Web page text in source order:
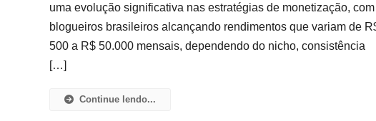
Em
2026:
Guia
uma evolução significativa nas estratégias de monetização, com
blogueiros brasileiros alcançando rendimentos que variam de
500 a R$ 50.000 mensais, dependendo do nicho, consistência
[…]
Continue lendo...